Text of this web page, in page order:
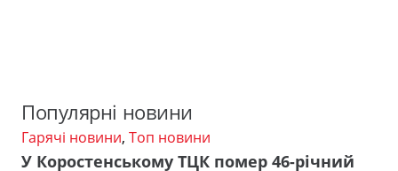
Популярні новини
Гарячі новини, Топ новини
У Коростенському ТЦК помер 46-річний